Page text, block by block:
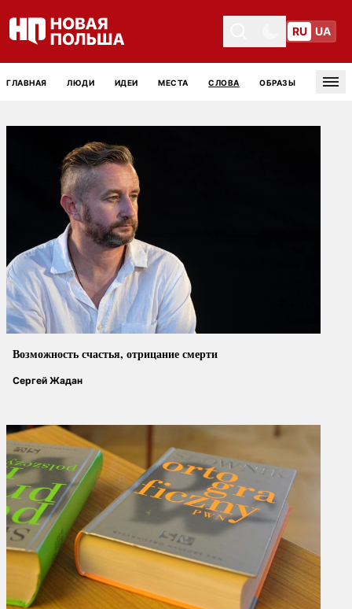
Toggle themeToggle theme
RU UA
ГЛАВНАЯ ЛЮДИ ИДЕИ МЕСТА СЛОВА ОБРАЗЫ
Возможность счастья, отрицание смерти
Сергей Жадан